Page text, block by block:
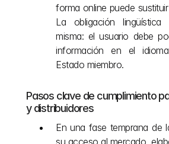
forma online puede
La obligación
misma: el usuario debe
información en el
Estado miembro.
Pasos clave de cumplimiento
y distribuidores
En una fase temprana de
su acceso al mercado,